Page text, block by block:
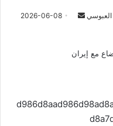
أرسل 2026-06-08